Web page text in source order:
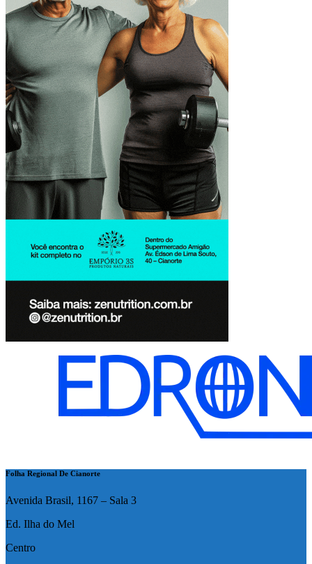
Folha Regional De Cianorte
Avenida Brasil, 1167 – Sala 3
Ed. Ilha do Mel
Centro